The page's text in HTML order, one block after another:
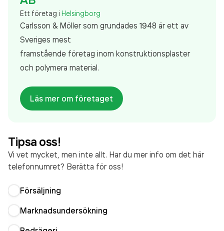
Ett företag i Helsingborg
Carlsson & Möller som grundades 1948 är ett av
Sveriges mest
framstående företag inom konstruktionsplaster
och polymera material.
Läs mer om företaget
Tipsa oss!
Vi vet mycket, men inte allt. Har du mer info om det här
telefonnumret? Berätta för oss!
Försäljning
Marknadsundersökning